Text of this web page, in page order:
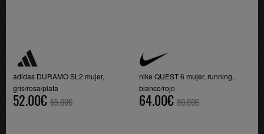
adidas DURAMO SL2 mujer,
gris/rosa/plata
52.00€ 65.00€
nike QUEST 6 mujer, running,
blanco/rojo
64.00€ 80.00€